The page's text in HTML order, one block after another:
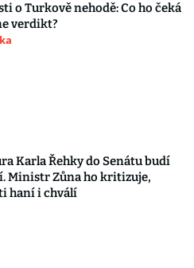
o Turkově nehodě: Co ho čeká
verdikt?
Karla Řehky do Senátu budí
Ministr Zůna ho kritizuje,
haní i chválí